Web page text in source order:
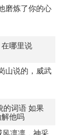
磨炼了你的心
哪里说
山说的，威武
的词语 如果
他吗
凛凛，神采